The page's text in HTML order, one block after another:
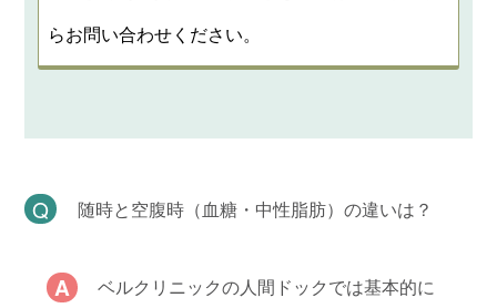
らお問い合わせください。
随時と空腹時（血糖・中性脂肪）の違いは？
ベルクリニックの人間ドックでは基本的に